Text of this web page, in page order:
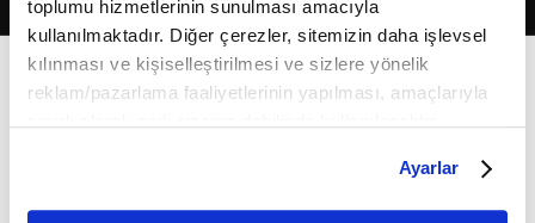
toplumu hizmetlerinin sunulması amacıyla
kullanılmaktadır. Diğer çerezler, sitemizin daha işlevsel
kılınması ve kişiselleştirilmesi ve sizlere yönelik
reklam/pazarlama faaliyetlerinin yapılması, amaçlarıyla
belirleyebilirsiniz. Çerezlere ilişkin detaylı bilgi için
Ayarlar butonuna tıklayabilir,Çerez Bilgilendirme
Ayarlar